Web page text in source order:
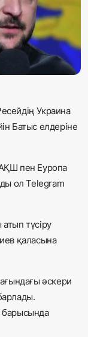
Украина
Батыс елдеріне
пен Еуропа
ол Telegram
түсіру
қаласына
әскери
барысында